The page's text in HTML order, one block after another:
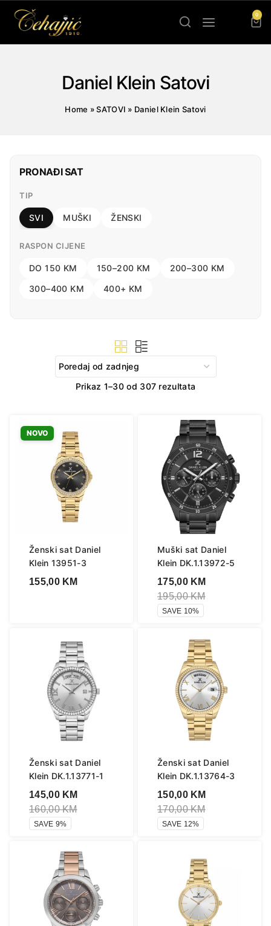
0
Daniel Klein Satovi
Home »SATOVI » Daniel Klein Satovi
PRONAĐI SAT
TIP
SVI MUŠKI ŽENSKI
RASPON CIJENE
DO 150 KM 150–200 KM
200–300 KM
300–400 KM
400+ KM
Prikaz 1–30 od 307 rezultata
latest
NOVO
Ženski sat Daniel
Klein 13951-3
155,00 KM
Muški sat Daniel
Klein DK.1.13972-5
175,00 KM
195,00KM
SAVE 10%
Ženski sat Daniel
Klein DK.1.13771-1
145,00 KM
160,00KM
SAVE 9%
Ženski sat Daniel
Klein DK.1.13764-3
150,00 KM
170,00KM
SAVE 12%